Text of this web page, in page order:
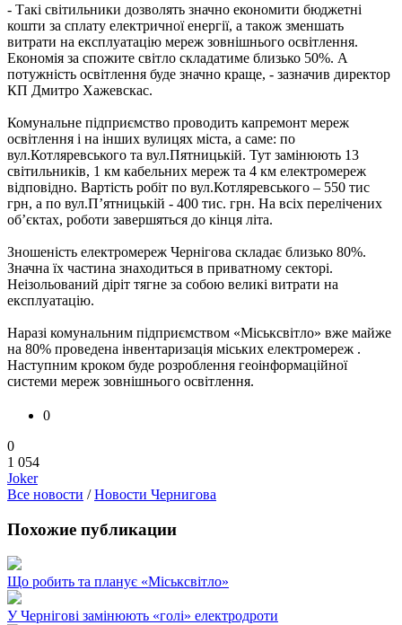
- Такі світильники дозволять значно економити бюджетні
кошти за сплату електричної енергії, а також зменшать
витрати на експлуатацію мереж зовнішнього освітлення.
Економія за спожите світло складатиме близько 50%. А
потужність освітлення буде значно краще, - зазначив директор
КП Дмитро Хажевскас.
Комунальне підприємство проводить капремонт мереж
освітлення і на інших вулицях міста, а саме: по
вул.Котляревського та вул.Пятницькій. Тут замінюють 13
світильників, 1 км кабельних мереж та 4 км електромереж
відповідно. Вартість робіт по вул.Котляревського – 550 тис
грн, а по вул.П’ятницькій - 400 тис. грн. На всіх перелічених
об’єктах, роботи завершяться до кінця літа.
Зношеність електромереж Чернігова складає близько 80%.
Значна їх частина знаходиться в приватному секторі.
Неізольований діріт тягне за собою великі витрати на
експлуатацію.
Наразі комунальним підприємством «Міськсвітло» вже майже
на 80% проведена інвентаризація міських електромереж .
Наступним кроком буде розроблення геоінформаційної
системи мереж зовнішнього освітлення.
0
0
1 054
Joker
Все новости /Новости Чернигова
Похожие публикации
Що робить та планує «Міськсвітло»
У Чернігові замінюють «голі» електродроти